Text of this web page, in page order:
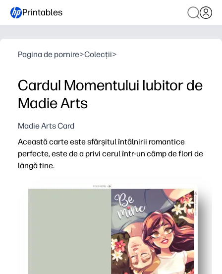
Printables
Pagina de pornire>Colecții>
Cardul Momentului Iubitor de
Madie Arts
Madie Arts Card
Această carte este sfârșitul întâlnirii romantice
perfecte, este de a privi cerul într-un câmp de flori de
lângă tine.